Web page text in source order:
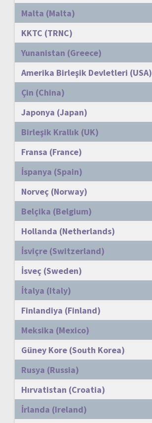
Malta (Malta)
KKTC (TRNC)
Yunanistan (Greece)
Amerika Birleşik Devletleri (USA)
Çin (China)
Japonya (Japan)
Birleşik Krallık (UK)
Fransa (France)
İspanya (Spain)
Norveç (Norway)
Belçika (Belgium)
Hollanda (Netherlands)
İsviçre (Switzerland)
İsveç (Sweden)
İtalya (Italy)
Finlandiya (Finland)
Meksika (Mexico)
Güney Kore (South Korea)
Rusya (Russia)
Hırvatistan (Croatia)
İrlanda (Ireland)